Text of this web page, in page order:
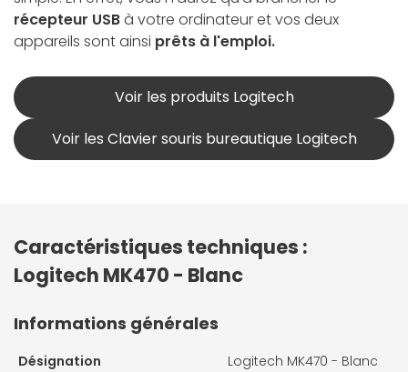
récepteur USBà votre ordinateur et vos deux
appareils sont ainsi prêts à l'emploi.
Voir les produits Logitech
Voir les Clavier souris bureautique Logitech
Caractéristiques techniques :
Logitech MK470 - Blanc
Informations générales
Désignation
Logitech MK470 - Blanc